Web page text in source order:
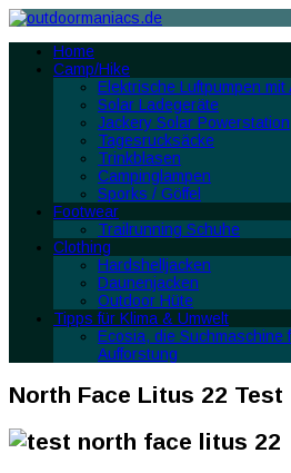
Home
Camp/Hike
Elektrische Luftpumpen mit
Solar Ladegeräte
Jackery Solar Powerstation
Tagesrucksäcke
Trinkblasen
Campinglampen
Sporks / Göffel
Footwear
Trailrunning Schuhe
Clothing
Hardshelljacken
Daunenjacken
Outdoor Hüte
Tipps für Klima & Umwelt
Ecosia, die Suchmaschine
Aufforstung
North Face Litus 22 Test